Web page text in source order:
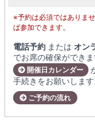
※予約は必須ではありま
ば参加できます。
電話予約 または オン
でお席の確保ができま
開催日カレンダー
手続きをお願いします
ご予約の流れ